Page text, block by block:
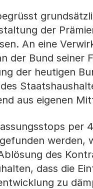
der
An eine
der Bund seiner
der heutigen
aus eigenen
per
werden,
des
dass die
zu